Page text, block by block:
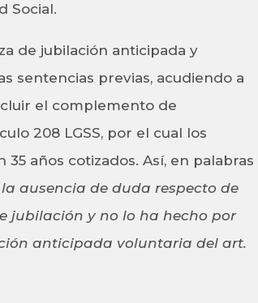
Social.
de jubilación anticipada y
sentencias previas, acudiendo a
el complemento de
208 LGSS, por el cual los
años cotizados. Así, en palabras
ausencia de duda respecto de
jubilación y no lo ha hecho por
anticipada voluntaria del art.